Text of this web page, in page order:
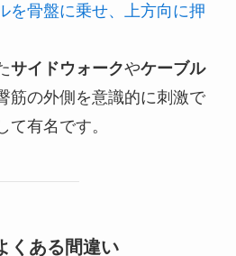
を骨盤に乗せ、上方向に押
サイドウォークやケーブル
筋の外側を意識的に刺激で
て有名です。
くある間違い